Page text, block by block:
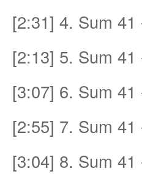
[2:31] 4. Sum
[2:13] 5. Sum
[3:07] 6. Sum 41
[2:55] 7. Sum
[3:04] 8. Sum